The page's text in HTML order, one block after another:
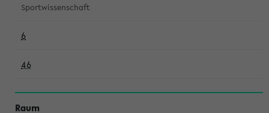
Sportwissenschaft
6
46